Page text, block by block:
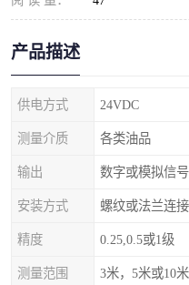
产品描述
供电方式 24VDC
测量介质 各类油品
输出 数字或模拟信号
安装方式 螺纹或法兰连接
精度 0.25,0.5或1级
测量范围 3米，5米或10米